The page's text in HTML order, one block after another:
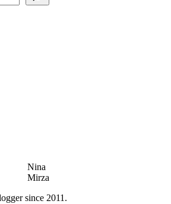
Nina
Mirza
since 2011.